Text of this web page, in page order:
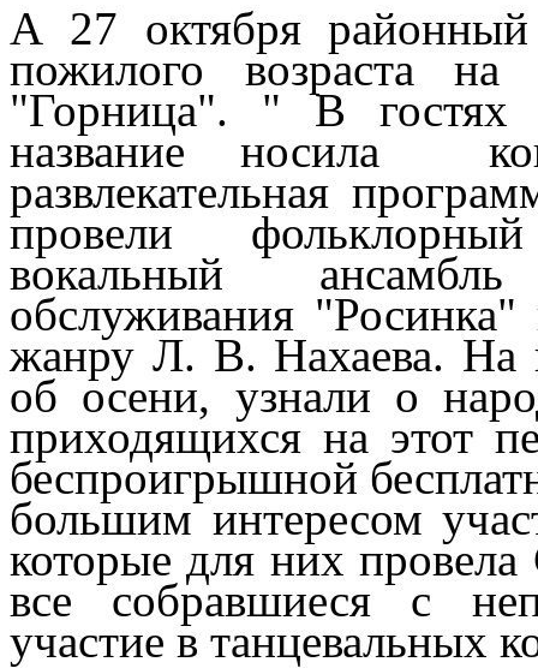
А 27 октября
пожилого возраста
"Горница". " В гостях
название носила
развлекательная
провели
вокальный
обслуживания
жанру Л. В. Нахаева. На
об осени, узнали о
приходящихся на этот
беспроигрышной
большим интересом
которые для них
все собравшиеся с
участие в танцевальных